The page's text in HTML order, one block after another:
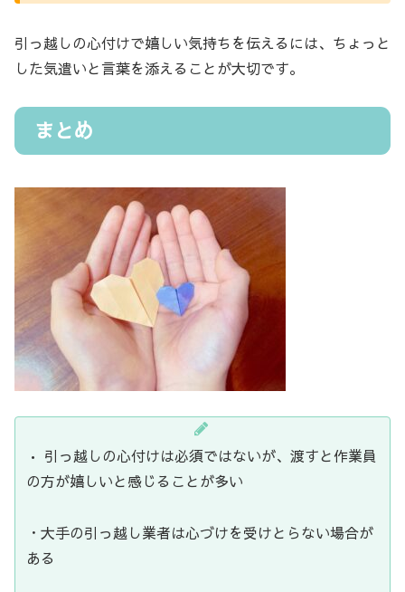
引っ越しの心付けで嬉しい気持ちを伝えるには、ちょっと
した気遣いと言葉を添えることが大切です。
まとめ
• 引っ越しの心付けは必須ではないが、渡すと作業員
の方が嬉しいと感じることが多い
・大手の引っ越し業者は心づけを受けとらない場合が
ある